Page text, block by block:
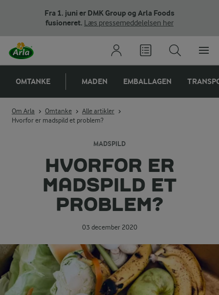
Fra 1. juni er DMK Group og Arla Foods
fusioneret. Læs pressemeddelelsen her
OMTANKE MADEN EMBALLAGEN
Om Arla Omtanke
Alle artikler
Hvorfor er madspild et problem?
MADSPILD
HVORFOR ER
MADSPILD ET
PROBLEM?
03 december 2020